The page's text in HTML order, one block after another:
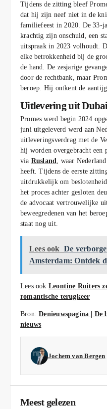
Tijdens de zitting bleef
dat hij zijn neef niet in de
familiefeest in 2020. De 33-
krachtig zijn onschuld, een
uitspraak in 2023 volhoudt.
elke betrokkenheid bij de
de hand. De zesjarige
door de rechtbank, maar
beroep. Hij ontkent de
Uitlevering uit Dubai
Promes werd begin 2024
juni uitgeleverd werd aan
uitleveringsverdrag met de
hij worden overgebracht
via Rusland, waar
heeft. Tijdens de eerste
uitdrukkelijk om
het proces achter gesloten
de advocaat vertrouwelijke
beweegredenen van het
staat nog uit.
Lees ook De
Amsterdam: Ontdek
Lees ook Leontine Ruiters
romantische terugkeer
Bron:Denieuwspagina |
nieuws
Jochem van Bergen
Meest gelezen